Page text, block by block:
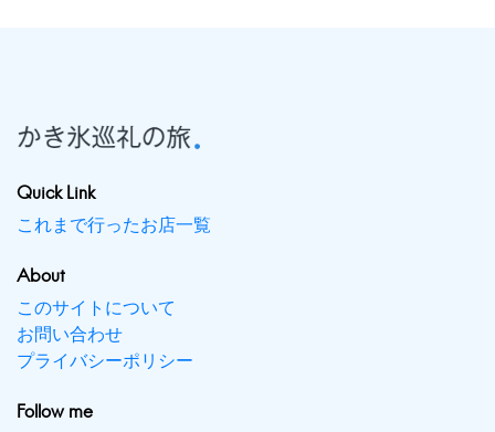
Quick Link
これまで行ったお店一覧
About
このサイトについて
お問い合わせ
プライバシーポリシー
Follow me